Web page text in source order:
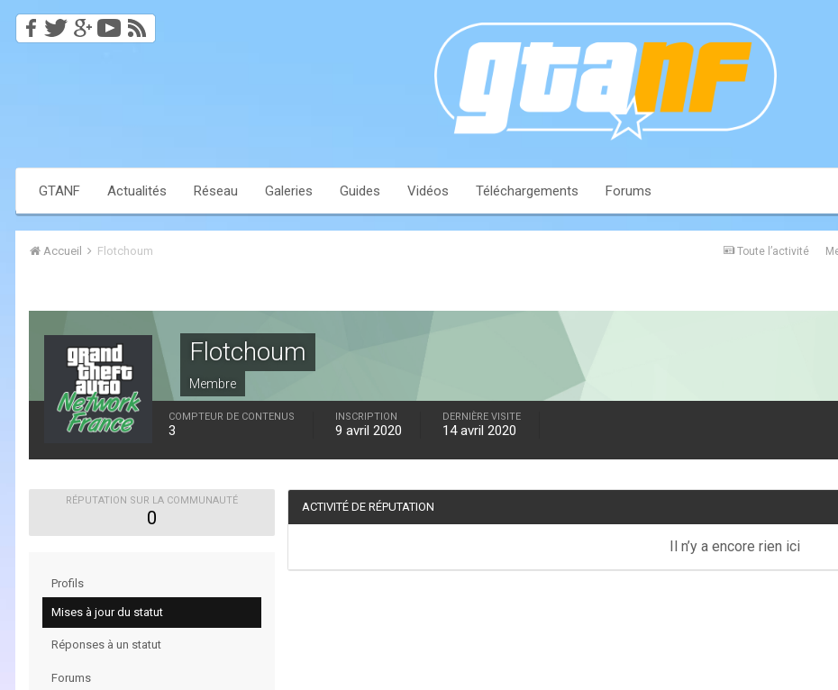
GTANF Actualités Réseau Galeries Guides Vidéos Téléchargements Forums
Toute l’activité
Accueil Flotchoum
Flotchoum
Membre
COMPTEUR DE CONTENUS
3
INSCRIPTION
9 avril 2020
DERNIÈRE VISITE
14 avril 2020
RÉPUTATION SUR LA COMMUNAUTÉ
0
Profils
Mises à jour du statut
Réponses à un statut
Forums
ACTIVITÉ DE RÉPUTATION
Il n’y a encore rien ici